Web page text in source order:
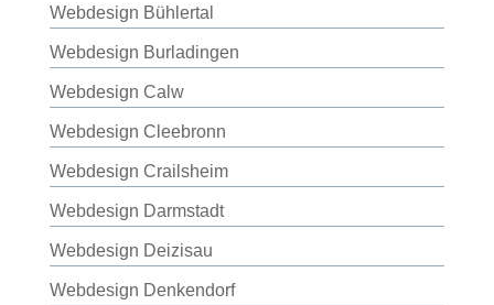
Webdesign Bühlertal
Webdesign Burladingen
Webdesign Calw
Webdesign Cleebronn
Webdesign Crailsheim
Webdesign Darmstadt
Webdesign Deizisau
Webdesign Denkendorf